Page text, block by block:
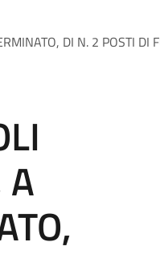
DI N. 2 POSTI DI
A